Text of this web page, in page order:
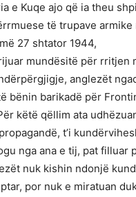
e Kuqe ajo që ia theu
të trupave
27 shtator 1944,
mundësitë për rritjen
anglezët
bënin barikadë për
këtë qëllim ata
t’i
nga ana e tij, pat
nuk kishin ndonjë
por nuk e miratuan